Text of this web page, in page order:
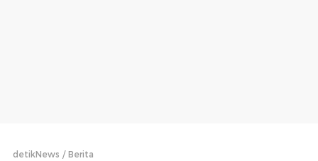
detikNews Berita